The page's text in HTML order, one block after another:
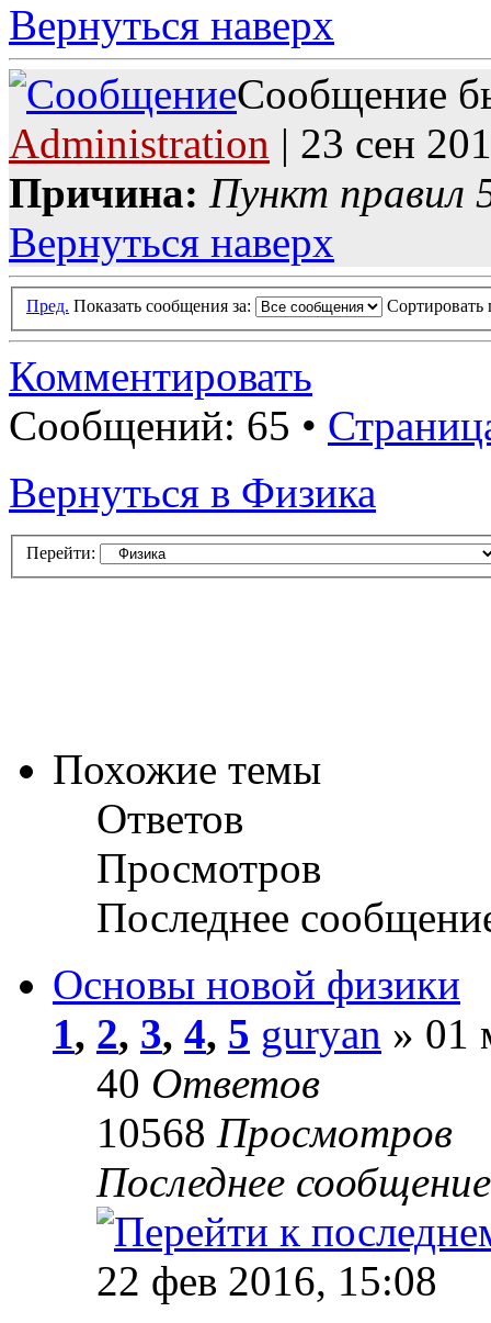
Вернуться наверх
Сообщение
Administration | 23 сен
Причина: Пункт правил
Вернуться наверх
Пред. Показать сообщения за: Сортировать
Комментировать
Сообщений: 65 •
Вернуться в Физика
Перейти:
Похожие темы
Ответов
Просмотров
Последнее
Основы новой физики
1, 2, 3, 4, 5 guryan » 01
40 Ответов
10568 Просмотров
Последнее
22 фев 2016, 15:08